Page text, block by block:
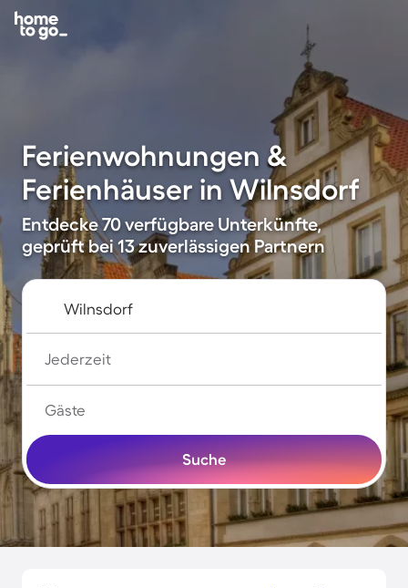
Ferienwohnungen &
Ferienhäuser in Wilnsdorf
Entdecke 70 verfügbare Unterkünfte,
geprüft bei 13 zuverlässigen Partnern
Jederzeit
Gäste
Suche